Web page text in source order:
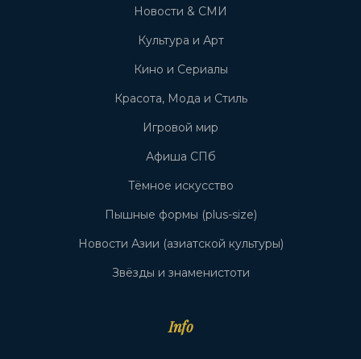
Новости & СМИ
Культура и Арт
Кино и Сериалы
Красота, Мода и Стиль
Игровой мир
Афиша СПб
Тёмное искусство
Пышные формы (plus-size)
Новости Азии (азиатской культуры)
Звёзды и знаменистоти
Info